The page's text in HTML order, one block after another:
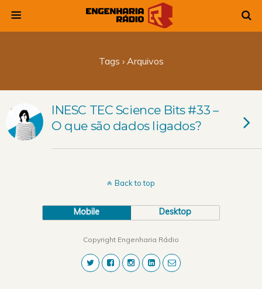
Tags › Arquivos
INESC TEC Science Bits #33 –
O que são dados ligados?
Back to top
Mobile Desktop
Copyright Engenharia Rádio